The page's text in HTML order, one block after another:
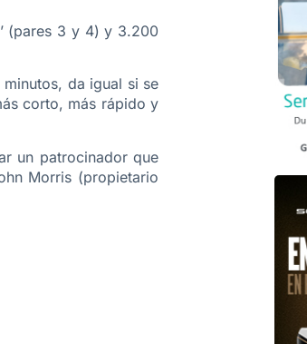
(pares 3 y 4) y 3.200
da igual si se
corto, más rápido y
un patrocinador que
Morris (propietario